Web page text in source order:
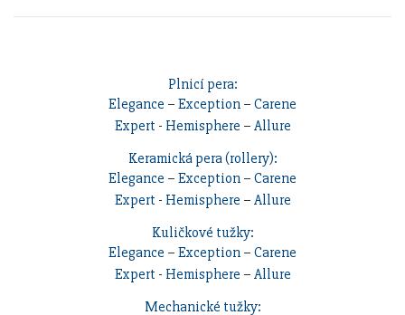
Plnicí pera:
Elegance – Exception – Carene
Expert - Hemisphere – Allure
Keramická pera (rollery):
Elegance – Exception – Carene
Expert - Hemisphere – Allure
Kuličkové tužky:
Elegance – Exception – Carene
Expert - Hemisphere – Allure
Mechanické tužky: